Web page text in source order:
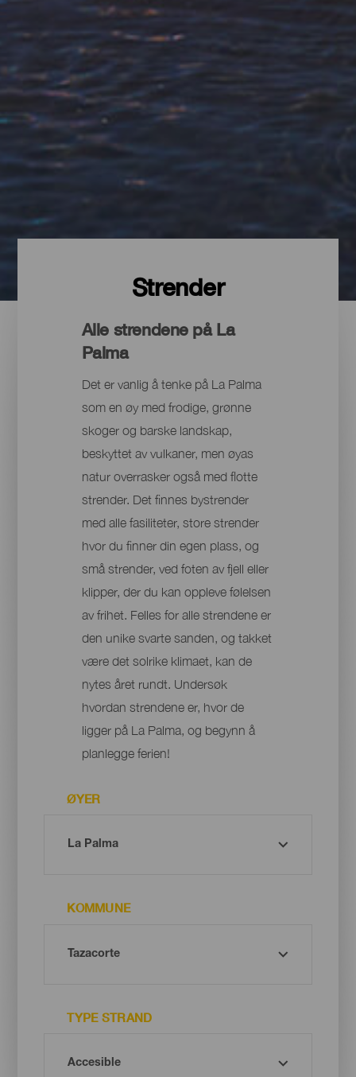
Strender
Alle strendene på La
Palma
Det er vanlig å tenke på La Palma
som en øy med frodige, grønne
skoger og barske landskap,
beskyttet av vulkaner, men øyas
natur overrasker også med flotte
strender. Det finnes bystrender
med alle fasiliteter, store strender
hvor du finner din egen plass, og
små strender, ved foten av fjell eller
klipper, der du kan oppleve følelsen
av frihet. Felles for alle strendene er
den unike svarte sanden, og takket
være det solrike klimaet, kan de
nytes året rundt. Undersøk
hvordan strendene er, hvor de
ligger på La Palma, og begynn å
planlegge ferien!
ØYER
KOMMUNE
TYPE STRAND